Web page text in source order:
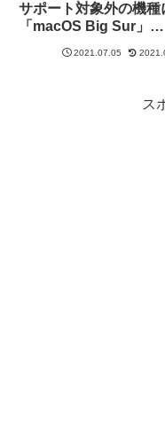
サポート対象外の機種
「macOS Big Sur」
「macOS Monterey」
ンストールする方法
2021.07.05
ス